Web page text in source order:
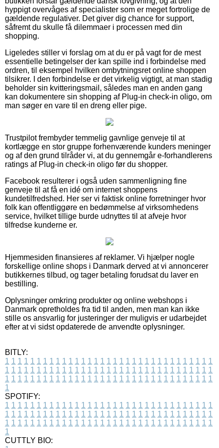
hyppigt overvåges af specialister som er meget fortrolige de
gældende regulativer. Det giver dig chance for support,
såfremt du skulle få dilemmaer i processen med din
shopping.
Ligeledes stiller vi forslag om at du er på vagt for de mest
essentielle betingelser der kan spille ind i forbindelse med
ordren, til eksempel hvilken ombytningsret online shoppen
tilsikrer. I den forbindelse er det virkelig vigtigt, at man stadig
beholder sin kvitteringsmail, således man en anden gang
kan dokumentere sin shopping af Plug-in check-in oligo, om
man søger en vare til en dreng eller pige.
Trustpilot frembyder temmelig gavnlige genveje til at
kortlægge en stor gruppe forhenværende kunders meninger
og af den grund tilråder vi, at du gennemgår e-forhandlerens
ratings af Plug-in check-in oligo før du shopper.
Facebook resulterer i også uden sammenligning fine
genveje til at få en idé om internet shoppens
kundetilfredshed. Her ser vi faktisk online forretninger hvor
folk kan offentliggøre en bedømmelse af virksomhedens
service, hvilket tillige burde udnyttes til at afveje hvor
tilfredse kunderne er.
Hjemmesiden finansieres af reklamer. Vi hjælper nogle
forskellige online shops i Danmark derved at vi annoncerer
butikkernes tilbud, og tager betaling forudsat du laver en
bestilling.
Oplysninger omkring produkter og online webshops i
Danmark opretholdes fra tid til anden, men man kan ikke
stille os ansvarlig for justeringer der muligvis er udarbejdet
efter at vi sidst opdaterede de anvendte oplysninger.
BITLY:
1 1 1 1 1 1 1 1 1 1 1 1 1 1 1 1 1 1 1 1 1 1 1 1 1 1 1 1 1 1 1 1 1
1 1 1 1 1 1 1 1 1 1 1 1 1 1 1 1 1 1 1 1 1 1 1 1 1 1 1 1 1 1 1 1 1
1 1 1 1 1 1 1 1 1 1 1 1 1 1 1 1 1 1 1 1 1 1 1 1 1 1 1 1 1 1 1 1 1
1
SPOTIFY:
1 1 1 1 1 1 1 1 1 1 1 1 1 1 1 1 1 1 1 1 1 1 1 1 1 1 1 1 1 1 1 1 1
1 1 1 1 1 1 1 1 1 1 1 1 1 1 1 1 1 1 1 1 1 1 1 1 1 1 1 1 1 1 1 1 1
1 1 1 1 1 1 1 1 1 1 1 1 1 1 1 1 1 1 1 1 1 1 1 1 1 1 1 1 1 1 1 1 1
1
CUTTLY BIO: